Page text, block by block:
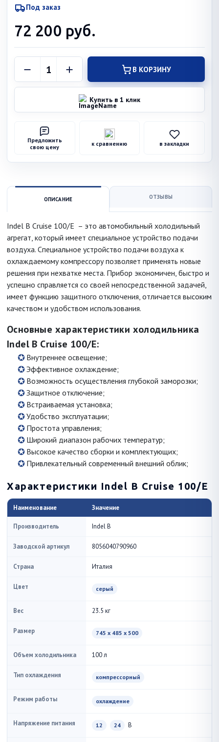
Под заказ
72 200 руб.
В КОРЗИНУ
Купить в 1 клик
Предложить
свою цену
к сравнению в закладки
ОПИСАНИЕ ОТЗЫВЫ
Indel B Cruise 100/E – это автомобильный холодильный
агрегат, который имеет специальное устройство подачи
воздуха. Специальное устройство подачи воздуха к
охлаждаемому компрессору позволяет применять новые
решения при нехватке места. Прибор экономичен, быстро и
успешно справляется со своей непосредственной задачей,
имеет функцию защитного отключения, отличается высоким
качеством и удобством использования.
Основные характеристики холодильника
Indel B Cruise 100/E:
Внутреннее освещение;
Эффективное охлаждение;
Возможность осуществления глубокой заморозки;
Защитное отключение;
Встраиваемая установка;
Удобство эксплуатации;
Простота управления;
Широкий диапазон рабочих температур;
Высокое качество сборки и комплектующих;
Привлекательный современный внешний облик;
Характеристики Indel B Cruise 100/E
Наименование Значение
Производитель Indel B
Заводской артикул 8056040790960
Страна Италия
Цвет серый
Вес 23.5 кг
Размер 745 x 485 x 500
Объем холодильника 100 л
Тип охлаждения компрессорный
Режим работы охлаждение
Напряжение питания 12 24 В